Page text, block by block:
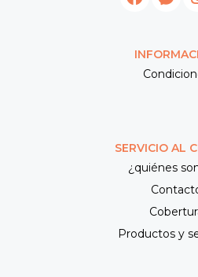
SERVICIO AL
¿quiénes
Productos y